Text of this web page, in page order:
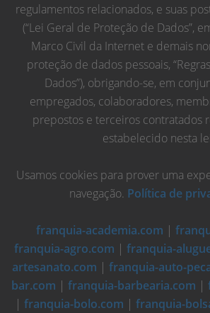
regulamentos relacionados, e suas
(“Lei Geral de Proteção de Dados”,
Marco Civil da Internet e demais
proteção de dados pessoais,
Dados”), obrigando-se, em
empregados, colaboradores,
prepostos e terceiros contratados
estabelecido nesta
Usamos cookies para prover uma
navegação. Política de
franquia-academia.com |
franquia-agro.com | franquia-
artesanato.com | franquia-auto-
bar.com | franquia-barbearia.com |
| franquia-bolo.com | franquia-